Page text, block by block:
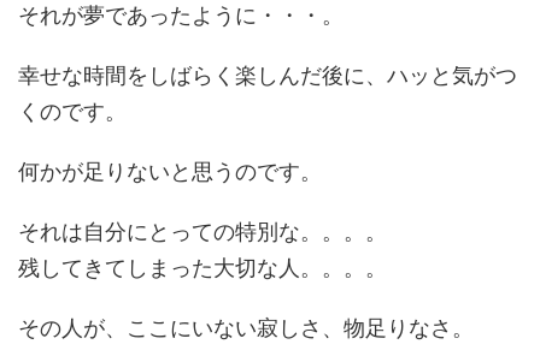
それが夢であったように・・・。
幸せな時間をしばらく楽しんだ後に、ハッと気がつ
くのです。
何かが足りないと思うのです。
それは自分にとっての特別な。。。。
残してきてしまった大切な人。。。。
その人が、ここにいない寂しさ、物足りなさ。